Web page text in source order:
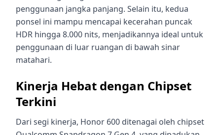
penggunaan jangka panjang. Selain itu, kedua
ponsel ini mampu mencapai kecerahan puncak
HDR hingga 8.000 nits, menjadikannya ideal untuk
penggunaan di luar ruangan di bawah sinar
matahari.
Kinerja Hebat dengan Chipset
Terkini
Dari segi kinerja, Honor 600 ditenagai oleh chipset